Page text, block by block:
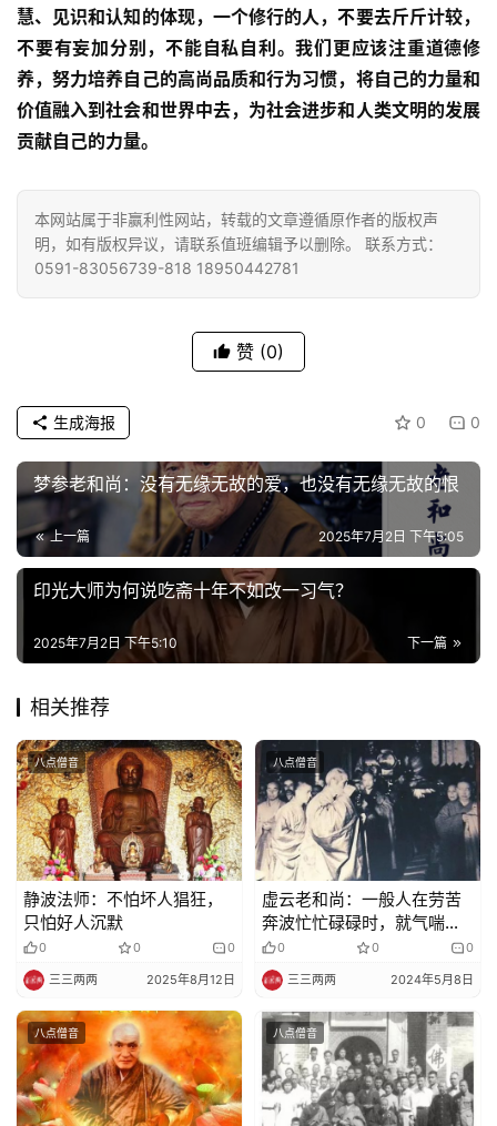
益
慈
善
佛
教
寺
视
频
纪
录
佛
艺
术
政
策
法
规
免
责
声
明
登录 注册
慧、见识和认知的体现，一个修行的人，不要去斤斤计较，
不要有妄加分别，不能自私自利。我们更应该注重道德修
养，努力培养自己的高尚品质和行为习惯，将自己的力量和
价值融入到社会和世界中去，为社会进步和人类文明的发展
贡献自己的力量。
本网站属于非赢利性网站，转载的文章遵循原作者的版权声
明，如有版权异议，请联系值班编辑予以删除。 联系方式：
0591-83056739-818 18950442781
赞 (0)
0 0
生成海报
梦参老和尚：没有无缘无故的爱，也没有无缘无故的恨
上一篇 2025年7月2日 下午5:05
印光大师为何说吃斋十年不如改一习气？
下一篇
2025年7月2日 下午5:10
相关推荐
八点僧音
静波法师：不怕坏人猖狂，
只怕好人沉默
0 0 0
三三两两 2025年8月12日
八点僧音
虚云老和尚：一般人在劳苦
奔波忙忙碌碌时，就气喘息
粗，有定力功夫的人，再忙
也不喘气，一天到晚，总是
心平气和的
0 0 0
三三两两 2024年5月8日
八点僧音 八点僧音